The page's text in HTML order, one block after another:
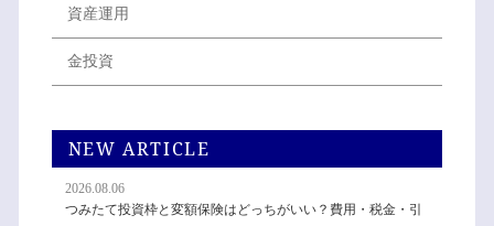
資産運用
金投資
NEW ARTICLE
2026.08.06
つみたて投資枠と変額保険はどっちがいい？費用・税金・引